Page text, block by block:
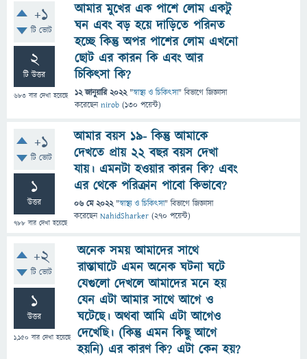
+1
টি ভোট
2
টি উত্তর
683 বার দেখা হয়েছে
আমার মুখের এক পাশে লোম একটু
ঘন এবং বড় হয়ে দাড়িতে পরিনত
হচ্ছে কিন্তু অপর পাশের লোম এখনো
ছোট এর কারন কি এবং আর
চিকিৎসা কি?
12 জানুয়ারি 2022 "স্বাস্থ্য ও চিকিৎসা" বিভাগে জিজ্ঞাসা
করেছেনnirob (130 পয়েন্ট)
+1
টি ভোট
1
উত্তর
788 বার দেখা হয়েছে
আমার বয়স ১৯- কিন্তু আমাকে
দেখতে প্রায় ২২ বছর বয়স দেখা
যায়। এমনটা হওয়ার কারন কি? এবং
এর থেকে পরিক্রান পাবো কিভাবে?
06 মে 2022 "স্বাস্থ্য ও চিকিৎসা" বিভাগে জিজ্ঞাসা
করেছেনNahidSharker (270 পয়েন্ট)
+2
টি ভোট
1
উত্তর
1,150 বার দেখা হয়েছে
অনেক সময় আমাদের সাথে
রাস্তাঘাটে এমন অনেক ঘটনা ঘটে
যেগুলো দেখলে আমাদের মনে হয়
যেন এটা আমার সাথে আগে ও
ঘটেছে। অথবা আমি এটা আগেও
দেখেছি। (কিন্তু এমন কিছু আগে
হয়নি) এর কারণ কি? এটা কেন হয়?